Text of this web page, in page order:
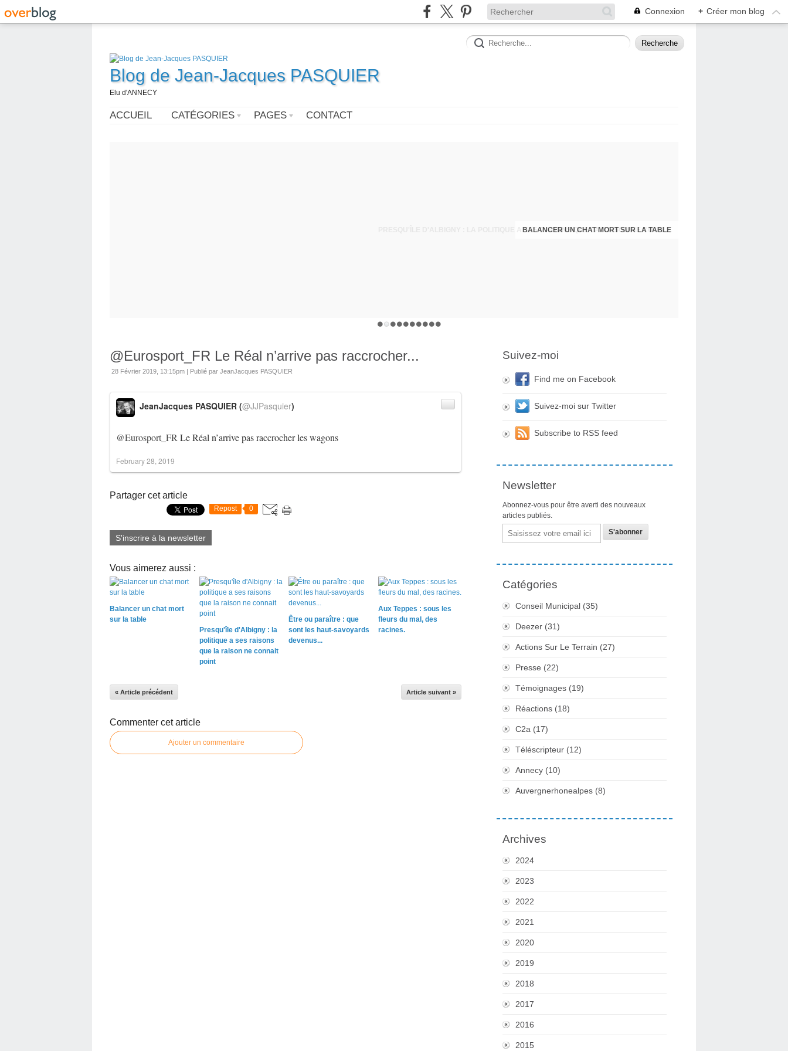
Connexion + Créer mon blog
Blog de Jean-Jacques PASQUIER
Elu d'ANNECY
ACCUEIL CATÉGORIES PAGES CONTACT
BALANCER UN CHAT MORT SUR LA TABLE
PRESQU'ÎLE D'ALBIGNY : LA POLITIQUE A SES RAISONS QUE LA RAISON NE CONNAIT POINT
@Eurosport_FR Le Réal n’arrive pas raccrocher...
28 Février 2019, 13:15pm | Publié par JeanJacques PASQUIER
@Eurosport_FR Le Réal n’arrive pas raccrocher les wagons
JeanJacques PASQUIER (@JJPasquier)
February 28, 2019
Partager cet article
Repost 0
S'inscrire à la newsletter
Vous aimerez aussi :
Balancer un chat mort
sur la table
Presqu'île d'Albigny : la
politique a ses raisons
que la raison ne connait
point
Être ou paraître : que
sont les haut-savoyards
devenus...
Aux Teppes : sous les
fleurs du mal, des
racines.
« Article précédent Article suivant »
Commenter cet article
Ajouter un commentaire
Suivez-moi
Find me on Facebook
Suivez-moi sur Twitter
Subscribe to RSS feed
Newsletter
Abonnez-vous pour être averti des nouveaux
articles publiés.
Email
Catégories
Conseil Municipal (35)
Deezer (31)
Actions Sur Le Terrain (27)
Presse (22)
Témoignages (19)
Réactions (18)
C2a (17)
Téléscripteur (12)
Annecy (10)
Auvergnerhonealpes (8)
Archives
2024
2023
2022
2021
2020
2019
2018
2017
2016
2015